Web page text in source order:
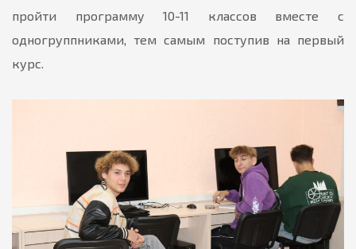
пройти программу 10-11 классов вместе с
одногруппниками, тем самым поступив на первый
курс.